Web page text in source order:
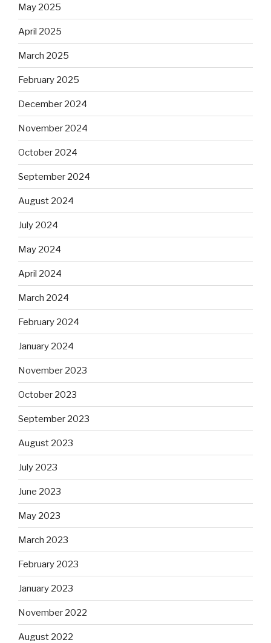
May 2025
April 2025
March 2025
February 2025
December 2024
November 2024
October 2024
September 2024
August 2024
July 2024
May 2024
April 2024
March 2024
February 2024
January 2024
November 2023
October 2023
September 2023
August 2023
July 2023
June 2023
May 2023
March 2023
February 2023
January 2023
November 2022
August 2022